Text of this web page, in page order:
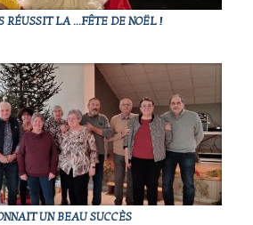
RÉUSSIT LA ...FÊTE DE NOËL !
UN BEAU SUCCÈS